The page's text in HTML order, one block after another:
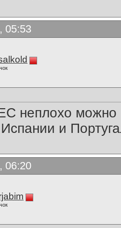
05:53
неплохо можно
и
06:20